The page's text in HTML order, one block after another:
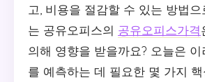
고, 비용을 절감할 수 있는 방법
는 공유오피스의 공유오피스가격
의해 영향을 받을까요? 오늘은
를 예측하는 데 필요한 몇 가지